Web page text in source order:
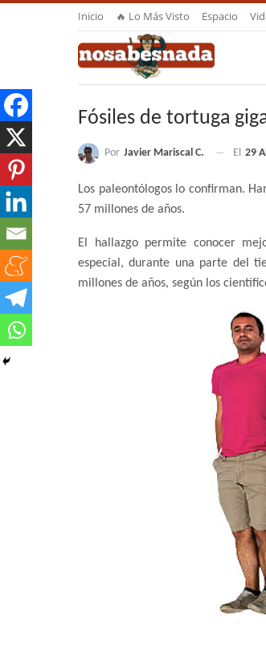
Inicio 🔥 Lo Más Visto Espacio
Fósiles de tortuga
Por Javier Mariscal C. El 29
Los paleontólogos lo confirman.
57 millones de años.
El hallazgo permite conocer
especial, durante una parte del
millones de años, según los